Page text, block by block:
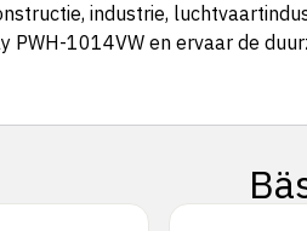
industrie,
PWH-1014VW en ervaar de